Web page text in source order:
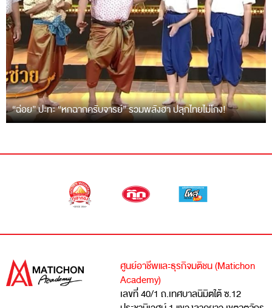
“ฉ่อย” ปะทะ “หกฉากครับจารย์” รวมพลังฮา ปลุกไทยไม่โกง!
ศูนย์อาชีพและธุรกิจมติชน (Matichon
Academy)
เลขที่ 40/1 ถ.เทศบาลนิมิตใต้ ซ.12